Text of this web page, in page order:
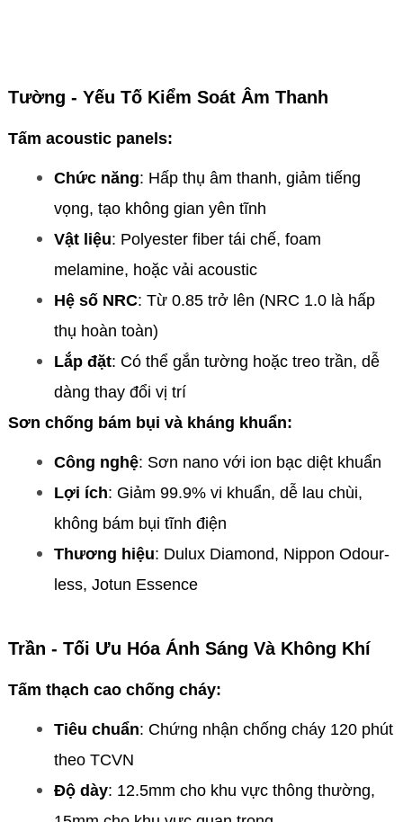
Tường - Yếu Tố Kiểm Soát Âm Thanh
Tấm acoustic panels:
Chức năng: Hấp thụ âm thanh, giảm tiếng
vọng, tạo không gian yên tĩnh
Vật liệu: Polyester fiber tái chế, foam
melamine, hoặc vải acoustic
Hệ số NRC: Từ 0.85 trở lên (NRC 1.0 là hấp
thụ hoàn toàn)
Lắp đặt: Có thể gắn tường hoặc treo trần, dễ
dàng thay đổi vị trí
Sơn chống bám bụi và kháng khuẩn:
Công nghệ: Sơn nano với ion bạc diệt khuẩn
Lợi ích: Giảm 99.9% vi khuẩn, dễ lau chùi,
không bám bụi tĩnh điện
Thương hiệu: Dulux Diamond, Nippon Odour-
less, Jotun Essence
Trần - Tối Ưu Hóa Ánh Sáng Và Không Khí
Tấm thạch cao chống cháy:
Tiêu chuẩn: Chứng nhận chống cháy 120 phút
theo TCVN
Độ dày: 12.5mm cho khu vực thông thường,